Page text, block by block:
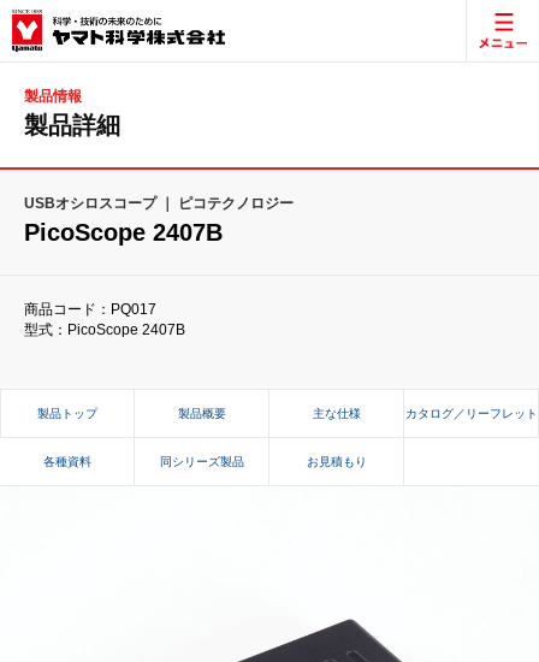
製品情報
製品詳細
USBオシロスコープ ｜ ピコテクノロジー
PicoScope 2407B
商品コード：PQ017
型式：PicoScope 2407B
製品トップ 製品概要 主な仕様 カタログ／リーフレット
各種資料 同シリーズ製品 お見積もり